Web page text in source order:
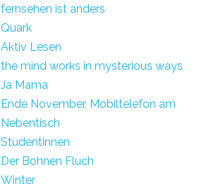
fernsehen ist anders
Quark
Aktiv Lesen
the mind works in mysterious ways
Ja Mama
Ende November, Mobiltelefon am
Nebentisch
Studentinnen
Der Bohnen Fluch
Winter